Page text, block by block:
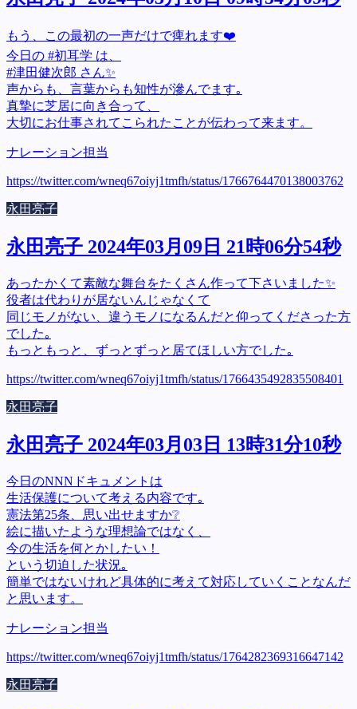
もう、この最初の一声だけで痺れます❤️
今日の #初耳学 は、
#津田健次郎 さん✨
声からも、言葉からも知性が滲んでます｡
真摯に芝居に向き合って、
大切にお仕事されてこられたことが伝わって来ます。
ナレーション担当
https://twitter.com/wneq67oiyj1tmfh/status/1766764470138003762
永田亮子
永田亮子 2024年03月09日 21時06分54秒
あったかくて素敵な舞台をたくさん作って下さいました✨
役者は代わりが居ないんじゃなくて
同じモノがない、違うモノになるんだと仰ってくださった方
でした｡
もっともっと、ずっとずっと居てほしい方でした｡
https://twitter.com/wneq67oiyj1tmfh/status/1766435492835508401
永田亮子
永田亮子 2024年03月03日 13時31分10秒
今日のNNNドキュメントは
生活保護について考える内容です｡
憲法第25条、思い出せますか❔
絵に描いたような理想論ではなく、
今の生活を何とかしたい！
という切迫した状況｡
簡単ではないけれど具体的に考えて対応していくことなんだ
と思います。
ナレーション担当
https://twitter.com/wneq67oiyj1tmfh/status/1764282369316647142
永田亮子